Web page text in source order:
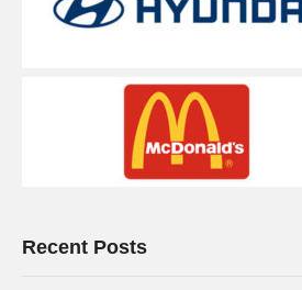
Recent Posts